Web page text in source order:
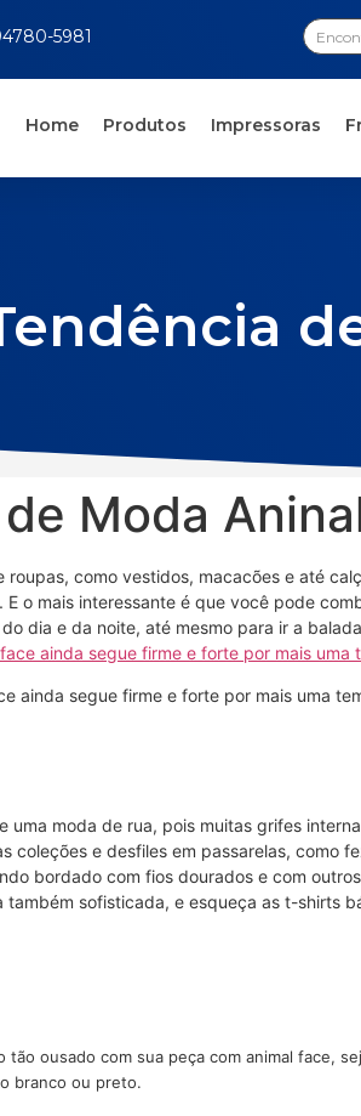
5981
Home Produtos Impressoras
Moda
roupas, como vestidos, macacões e até
o mais interessante é que você pode
dia e da noite, até mesmo para ir a
ainda segue firme e forte por mais uma
uma moda de rua, pois muitas grifes
coleções e desfiles em passarelas, como
bordado com fios dourados e com
sofisticada, e esqueça as t-shirts
tão ousado com sua peça com animal face,
branco ou preto.